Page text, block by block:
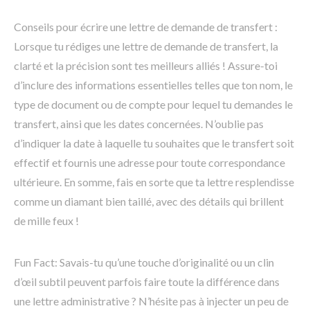
Conseils pour écrire une lettre de demande de transfert :
Lorsque tu rédiges une lettre de demande de transfert, la
clarté et la précision sont tes meilleurs alliés ! Assure-toi
d’inclure des informations essentielles telles que ton nom, le
type de document ou de compte pour lequel tu demandes le
transfert, ainsi que les dates concernées. N’oublie pas
d’indiquer la date à laquelle tu souhaites que le transfert soit
effectif et fournis une adresse pour toute correspondance
ultérieure. En somme, fais en sorte que ta lettre resplendisse
comme un diamant bien taillé, avec des détails qui brillent
de mille feux !
Fun Fact: Savais-tu qu’une touche d’originalité ou un clin
d’œil subtil peuvent parfois faire toute la différence dans
une lettre administrative ? N’hésite pas à injecter un peu de